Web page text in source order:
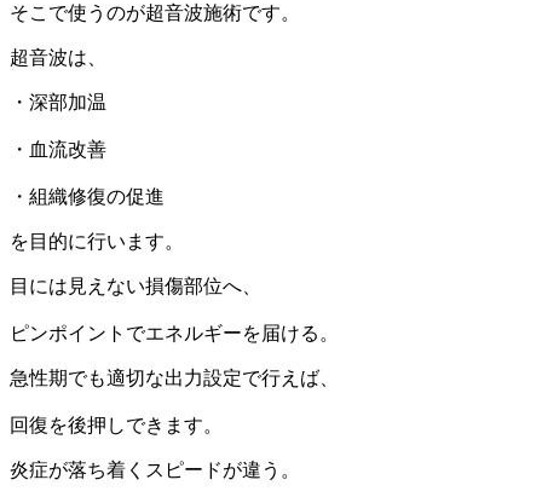
そこで使うのが超音波施術です。
超音波は、
・深部加温
・血流改善
・組織修復の促進
を目的に行います。
目には見えない損傷部位へ、
ピンポイントでエネルギーを届ける。
急性期でも適切な出力設定で行えば、
回復を後押しできます。
炎症が落ち着くスピードが違う。